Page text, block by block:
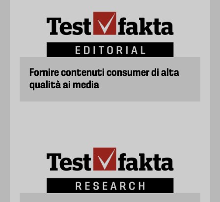
Fornire contenuti consumer di alta
qualità ai media